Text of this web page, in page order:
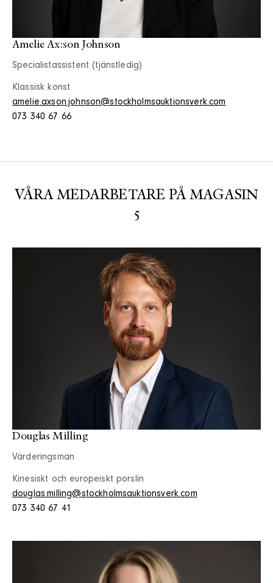
Amelie Ax:son Johnson
Specialistassistent (tjänstledig)
Klassisk konst
amelie.axson.johnson@stockholmsauktionsverk.com
073 340 67 66
VÅRA MEDARBETARE PÅ MAGASIN
5
Douglas Milling
Värderingsman
Kinesiskt och europeiskt porslin
douglas.milling@stockholmsauktionsverk.com
073 340 67 41